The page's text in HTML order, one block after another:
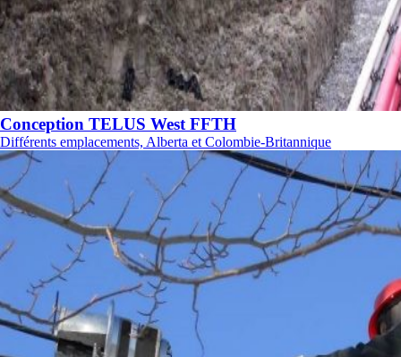
Conception TELUS West FFTH
Différents emplacements, Alberta et Colombie-Britannique